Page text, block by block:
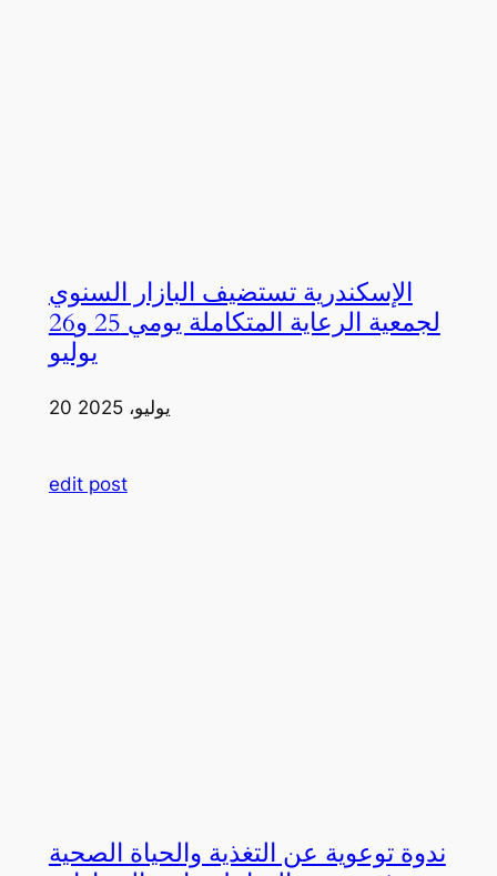
الإسكندرية تستضيف البازار السنوي
لجمعية الرعاية المتكاملة يومي 25 و26
يوليو
20 يوليو، 2025
edit post
ندوة توعوية عن التغذية والحياة الصحية